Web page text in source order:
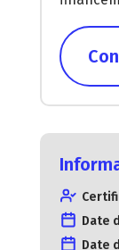
Date
Date